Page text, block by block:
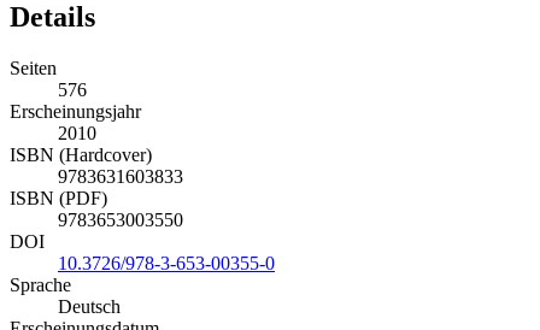
Details
Seiten
576
Erscheinungsjahr
2010
ISBN (Hardcover)
9783631603833
ISBN (PDF)
9783653003550
DOI
10.3726/978-3-653-00355-0
Sprache
Deutsch